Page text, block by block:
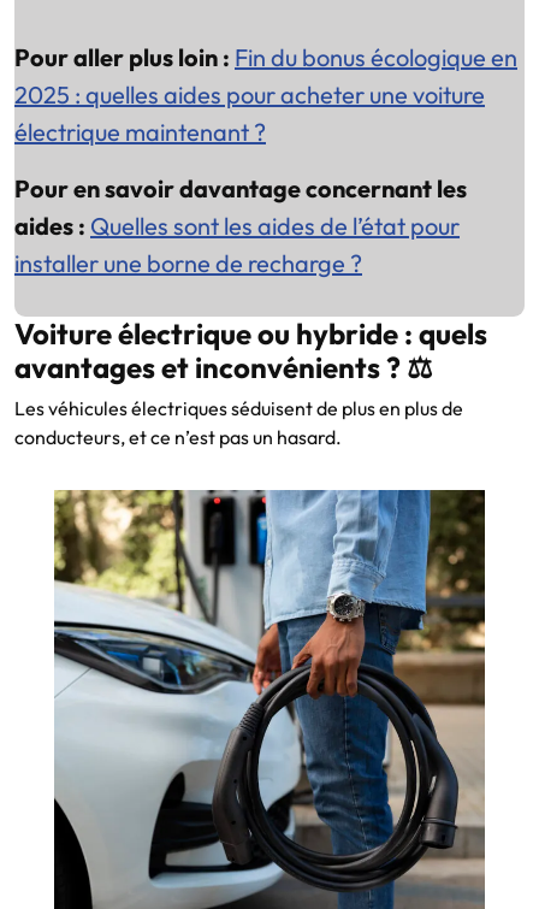
Pour aller plus loin : Fin du bonus écologique en
2025 : quelles aides pour acheter une voiture
électrique maintenant ?
Pour en savoir davantage concernant les
aides : Quelles sont les aides de l’état pour
installer une borne de recharge ?
Voiture électrique ou hybride : quels
avantages et inconvénients ? ⚖️
Les véhicules électriques séduisent de plus en plus de
conducteurs, et ce n’est pas un hasard.